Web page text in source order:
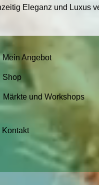
Eleganz und Luxus
Mein Angebot
Shop
Märkte und Workshops
Kontakt